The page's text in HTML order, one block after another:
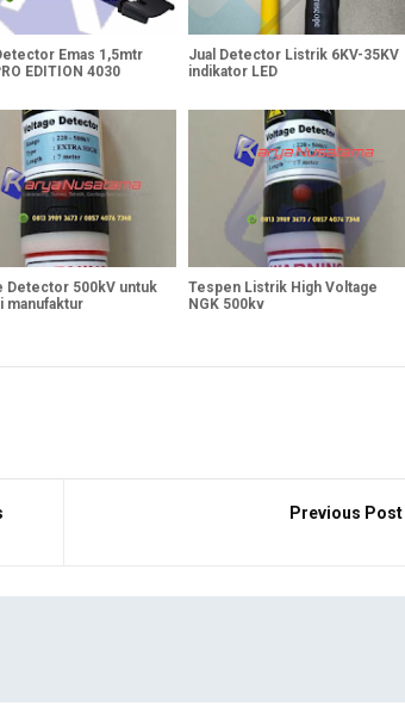
Emas 1,5mtr
EDITION 4030
Jual Detector Listrik 6KV-35KV
indikator LED
Detector 500kV untuk
manufaktur
Tespen Listrik High Voltage
NGK 500kv
Previous Post